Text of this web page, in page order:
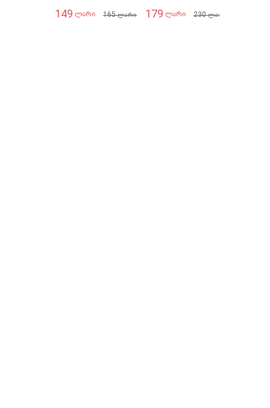
149 ლარი 165ლარი 179 ლარი 230ლარი